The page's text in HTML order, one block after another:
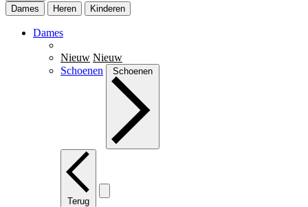
Dames
Heren Kinderen
Dames
Nieuw Nieuw
Schoenen
Schoenen
Terug